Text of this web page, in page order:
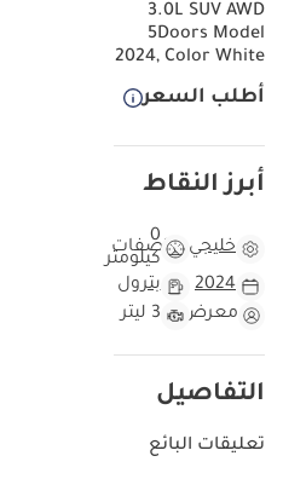
3.0L SUV AWD
5Doors Model
2024, Color White
أطلب السعر
أبرز النقاط
خليجي مواصفات
0
كيلومتر
2024
بترول
معرض
3 ليتر
التفاصيل
تعليقات البائع